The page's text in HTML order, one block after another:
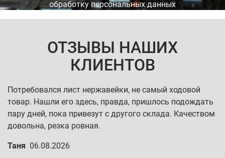
обработку персональных данных
ОТЗЫВЫ НАШИХ
КЛИЕНТОВ
Потребовался лист нержавейки, не самый ходовой
товар. Нашли его здесь, правда, пришлось подождать
пару дней, пока привезут с другого склада. Качеством
довольна, резка ровная.
Таня 06.08.2026